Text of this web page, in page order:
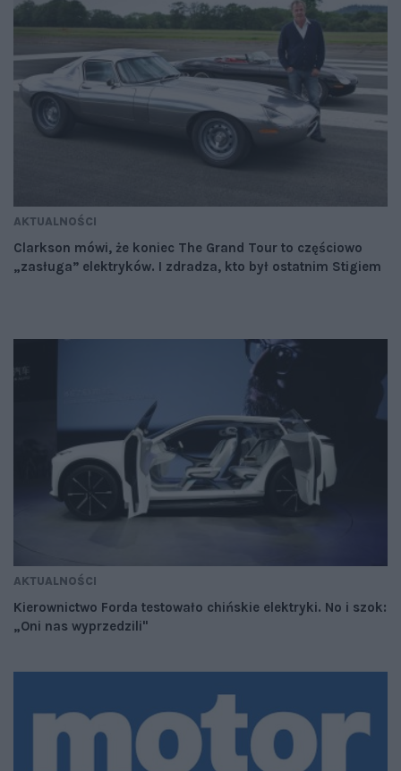
AKTUALNOŚCI
Clarkson mówi, że koniec The Grand Tour to częściowo
„zasługa” elektryków. I zdradza, kto był ostatnim Stigiem
AKTUALNOŚCI
Kierownictwo Forda testowało chińskie elektryki. No i szok:
„Oni nas wyprzedzili"